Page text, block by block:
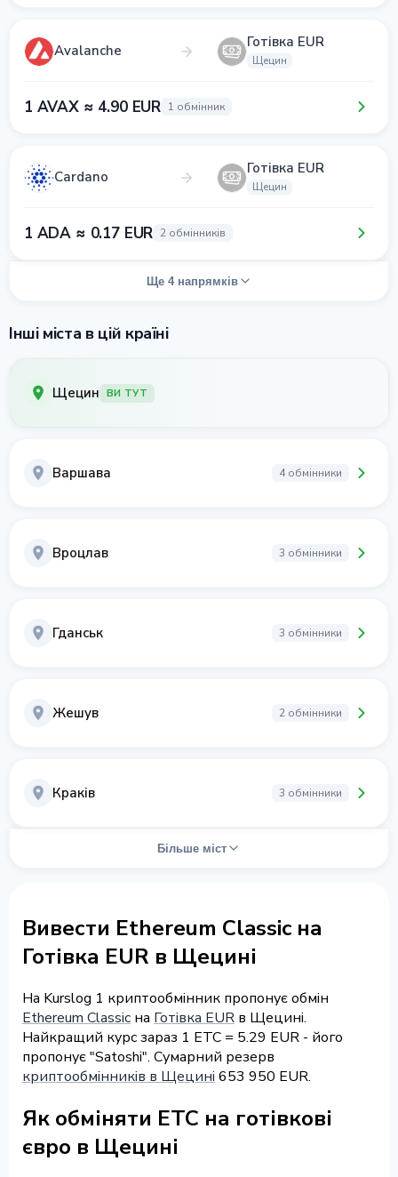
Avalanche Готівка EUR
Щецин
1 AVAX ≈ 4.90 EUR 1 обмінник
Cardano Готівка EUR
Щецин
1 ADA ≈ 0.17 EUR 2 обмінників
Ще 4 напрямків
Інші міста в цій країні
Щецин ВИ ТУТ
Варшава 4 обмінники
Вроцлав 3 обмінники
Гданськ 3 обмінники
Жешув 2 обмінники
Краків 3 обмінники
Більше міст
Вивести Ethereum Classic на
Готівка EUR в Щецині
На Kurslog 1 криптообмінник пропонує обмін
Ethereum Classic на Готівка EUR в Щецині.
Найкращий курс зараз 1 ETC = 5.29 EUR - його
пропонує "Satoshi". Сумарний резерв
криптообмінників в Щецині 653 950 EUR.
Як обміняти ETC на готівкові
євро в Щецині